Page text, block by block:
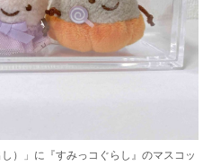
）」に『すみっコぐらし』のマスコッ